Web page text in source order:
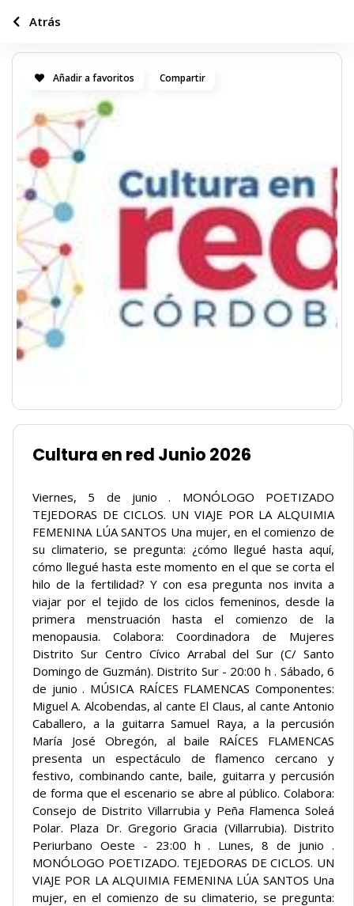
Añadir a favoritos Compartir
Cultura en red Junio 2026
Viernes, 5 de junio . MONÓLOGO POETIZADO
TEJEDORAS DE CICLOS. UN VIAJE POR LA ALQUIMIA
FEMENINA LÚA SANTOS Una mujer, en el comienzo de
su climaterio, se pregunta: ¿cómo llegué hasta aquí,
cómo llegué hasta este momento en el que se corta el
hilo de la fertilidad? Y con esa pregunta nos invita a
viajar por el tejido de los ciclos femeninos, desde la
primera menstruación hasta el comienzo de la
menopausia. Colabora: Coordinadora de Mujeres
Distrito Sur Centro Cívico Arrabal del Sur (C/ Santo
Domingo de Guzmán). Distrito Sur - 20:00 h . Sábado, 6
de junio . MÚSICA RAÍCES FLAMENCAS Componentes:
Miguel A. Alcobendas, al cante El Claus, al cante Antonio
Caballero, a la guitarra Samuel Raya, a la percusión
María José Obregón, al baile RAÍCES FLAMENCAS
presenta un espectáculo de flamenco cercano y
festivo, combinando cante, baile, guitarra y percusión
de forma que el escenario se abre al público. Colabora:
Consejo de Distrito Villarrubia y Peña Flamenca Soleá
Polar. Plaza Dr. Gregorio Gracia (Villarrubia). Distrito
Periurbano Oeste - 23:00 h . Lunes, 8 de junio .
MONÓLOGO POETIZADO. TEJEDORAS DE CICLOS. UN
VIAJE POR LA ALQUIMIA FEMENINA LÚA SANTOS Una
mujer, en el comienzo de su climaterio, se pregunta:
Atrás